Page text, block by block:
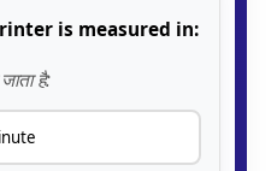
is measured in:
है: